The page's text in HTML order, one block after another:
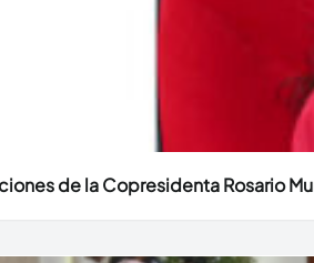
de la Copresidenta Rosario